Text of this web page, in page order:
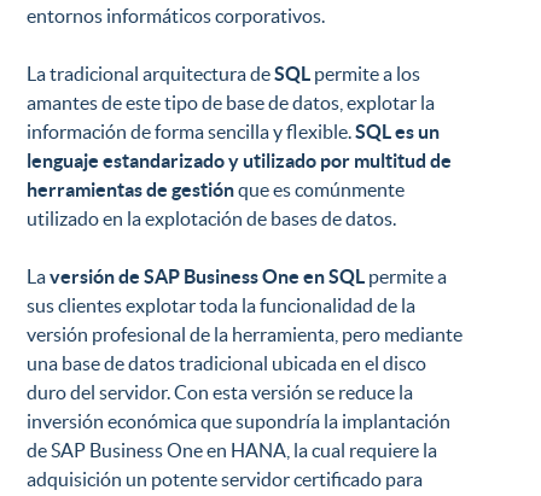
entornos informáticos corporativos.
La tradicional arquitectura deSQL permite a los
amantes de este tipo de base de datos, explotar la
información de forma sencilla y flexible.SQL es un
lenguaje estandarizado y utilizado por multitud de
herramientas de gestiónque es comúnmente
utilizado en la explotación de bases de datos.
Laversión de SAP Business One en SQL permite a
sus clientes explotar toda la funcionalidad de la
versión profesional de la herramienta, pero mediante
una base de datos tradicional ubicada en el disco
duro del servidor. Con esta versión se reduce la
inversión económica que supondría la implantación
de SAP Business One en HANA, la cual requiere la
adquisición un potente servidor certificado para